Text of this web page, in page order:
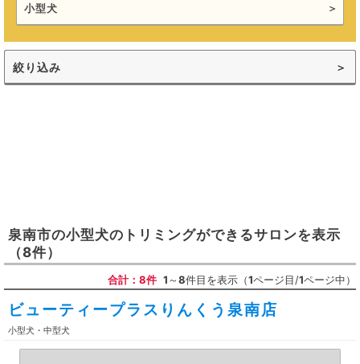
小型犬
絞り込み
泉南市の小型犬のトリミングができるサロンを表示
（8件）
合計：8件 1～8件目を表示（1ページ目/1ページ中）
ビューティープラスりんくう泉南店
小型犬・中型犬